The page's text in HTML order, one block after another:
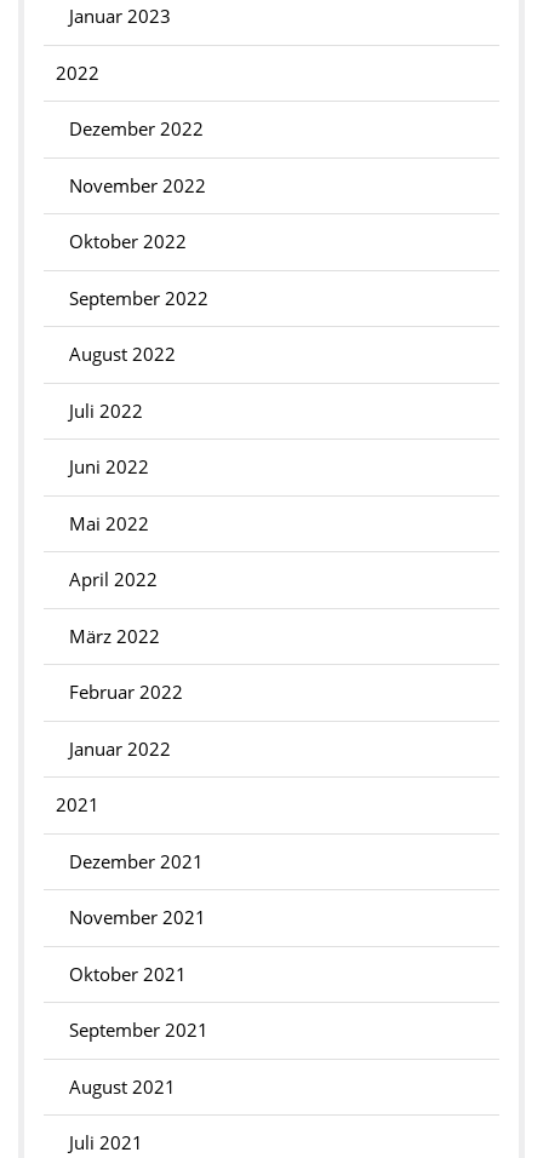
Januar 2023
2022
Dezember 2022
November 2022
Oktober 2022
September 2022
August 2022
Juli 2022
Juni 2022
Mai 2022
April 2022
März 2022
Februar 2022
Januar 2022
2021
Dezember 2021
November 2021
Oktober 2021
September 2021
August 2021
Juli 2021